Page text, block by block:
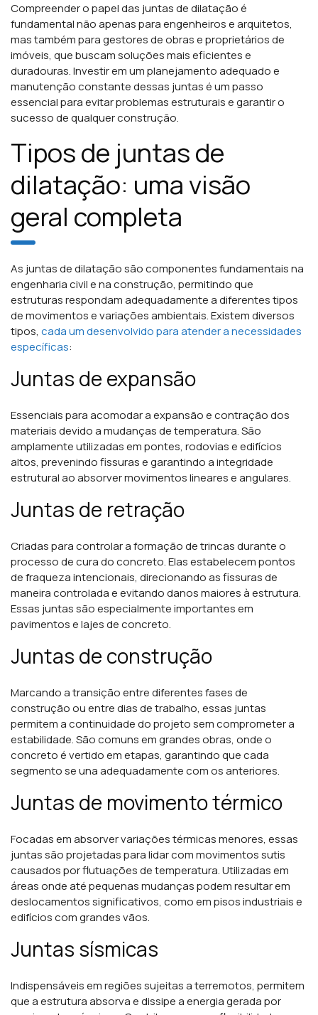
Compreender o papel das juntas de dilatação é
fundamental não apenas para engenheiros e arquitetos,
mas também para gestores de obras e proprietários de
imóveis, que buscam soluções mais eficientes e
duradouras. Investir em um planejamento adequado e
manutenção constante dessas juntas é um passo
essencial para evitar problemas estruturais e garantir o
sucesso de qualquer construção.
Tipos de juntas de
dilatação: uma visão
geral completa
As juntas de dilatação são componentes fundamentais na
engenharia civil e na construção, permitindo que
estruturas respondam adequadamente a diferentes tipos
de movimentos e variações ambientais. Existem diversos
tipos, cada um desenvolvido para atender a necessidades
específicas:
Juntas de expansão
Essenciais para acomodar a expansão e contração dos
materiais devido a mudanças de temperatura. São
amplamente utilizadas em pontes, rodovias e edifícios
altos, prevenindo fissuras e garantindo a integridade
estrutural ao absorver movimentos lineares e angulares.
Juntas de retração
Criadas para controlar a formação de trincas durante o
processo de cura do concreto. Elas estabelecem pontos
de fraqueza intencionais, direcionando as fissuras de
maneira controlada e evitando danos maiores à estrutura.
Essas juntas são especialmente importantes em
pavimentos e lajes de concreto.
Juntas de construção
Marcando a transição entre diferentes fases de
construção ou entre dias de trabalho, essas juntas
permitem a continuidade do projeto sem comprometer a
estabilidade. São comuns em grandes obras, onde o
concreto é vertido em etapas, garantindo que cada
segmento se una adequadamente com os anteriores.
Juntas de movimento térmico
Focadas em absorver variações térmicas menores, essas
juntas são projetadas para lidar com movimentos sutis
causados por flutuações de temperatura. Utilizadas em
áreas onde até pequenas mudanças podem resultar em
deslocamentos significativos, como em pisos industriais e
edifícios com grandes vãos.
Juntas sísmicas
Indispensáveis em regiões sujeitas a terremotos, permitem
que a estrutura absorva e dissipe a energia gerada por